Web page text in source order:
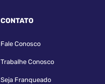
CONTATO
Fale Conosco
Trabalhe Conosco
Seja Franqueado